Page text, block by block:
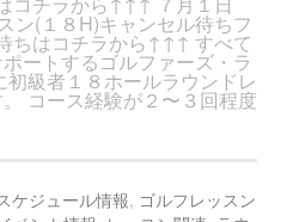
ン(１８H)キャンセル待ちフ
ちはコチラから↑↑↑ すべて
ートするゴルファーズ・ラ
級者１８ホールラウンドレ
コース経験が２〜３回程度
ケジュール情報, ゴルフレッスン